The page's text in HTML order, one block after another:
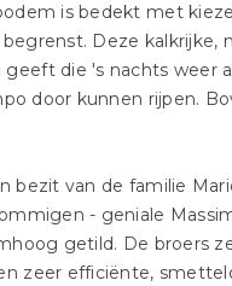
is bedekt met
Deze
die 's nachts weer
door kunnen rijpen.
bezit van de familie
- geniale
getild. De broers
zeer efficiënte,